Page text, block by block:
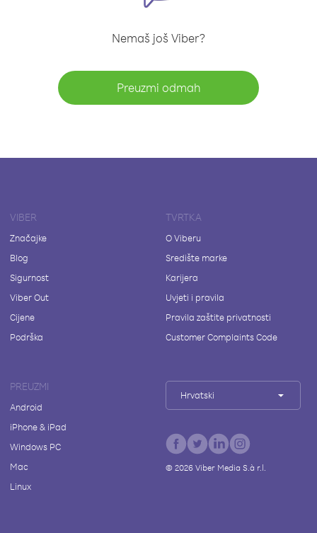
Nemaš još Viber?
Preuzmi odmah
VIBER
Značajke
Blog
Sigurnost
Viber Out
Cijene
Podrška
TVRTKA
O Viberu
Središte marke
Karijera
Uvjeti i pravila
Pravila zaštite privatnosti
Customer Complaints Code
PREUZMI
Android
iPhone & iPad
Windows PC
Mac
Linux
Hrvatski
© 2026Viber Media S.à r.l.